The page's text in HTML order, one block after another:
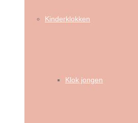
Kinderklokken
Klok jongen